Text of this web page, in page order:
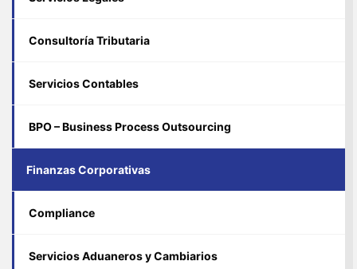
Consultoría Tributaria
Servicios Contables
BPO – Business Process Outsourcing
Finanzas Corporativas
Compliance
Servicios Aduaneros y Cambiarios